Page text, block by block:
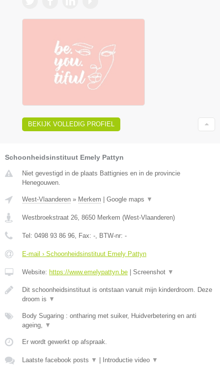
BEKIJK VOLLEDIG PROFIEL
Schoonheidsinstituut Emely Pattyn
Niet gevestigd in de plaats Battignies en in de provincie
Henegouwen.
West-Vlaanderen » Merkem | Google maps ▼
Westbroekstraat 26 8650 Merkem (West-Vlaanderen)
Tel: 0498 93 86 96 , Fax: - , BTW-nr: -
E-mail › Schoonheidsinstituut Emely Pattyn
Website: https://www.emelypattyn.be | Screenshot ▼
Dit schoonheidsinstituut is ontstaan vanuit mijn kinderdroom. Deze
droom is ▼
Body Sugaring : ontharing met suiker, Huidverbetering en anti
ageing,
▼
Er wordt gewerkt op afspraak.
Laatste facebook posts ▼ | Introductie video ▼